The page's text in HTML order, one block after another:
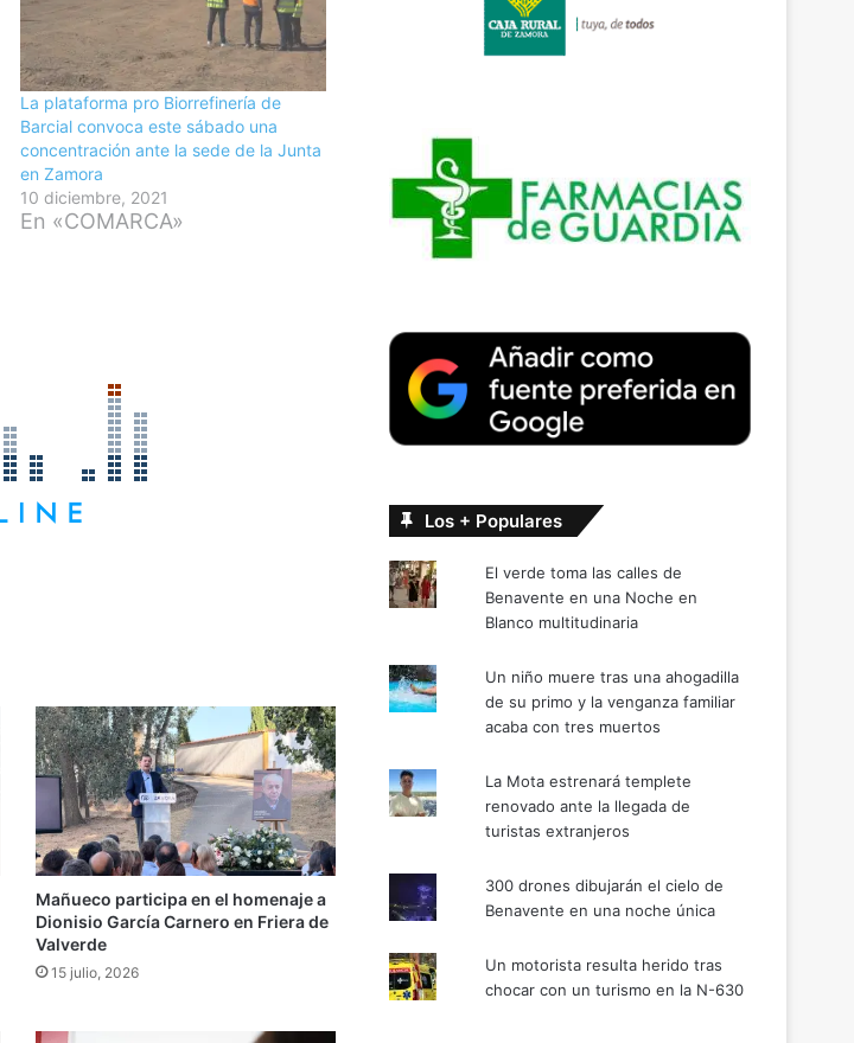
La plataforma pro Biorrefinería de
Barcial convoca este sábado una
concentración ante la sede de la Junta
en Zamora
10 diciembre, 2021
En «COMARCA»
Mañueco participa en el homenaje a
Dionisio García Carnero en Friera de
Valverde
15 julio, 2026
Los + Populares
El verde toma las calles de
Benavente en una Noche en
Blanco multitudinaria
Un niño muere tras una ahogadilla
de su primo y la venganza familiar
acaba con tres muertos
La Mota estrenará templete
renovado ante la llegada de
turistas extranjeros
300 drones dibujarán el cielo de
Benavente en una noche única
Un motorista resulta herido tras
chocar con un turismo en la N-630